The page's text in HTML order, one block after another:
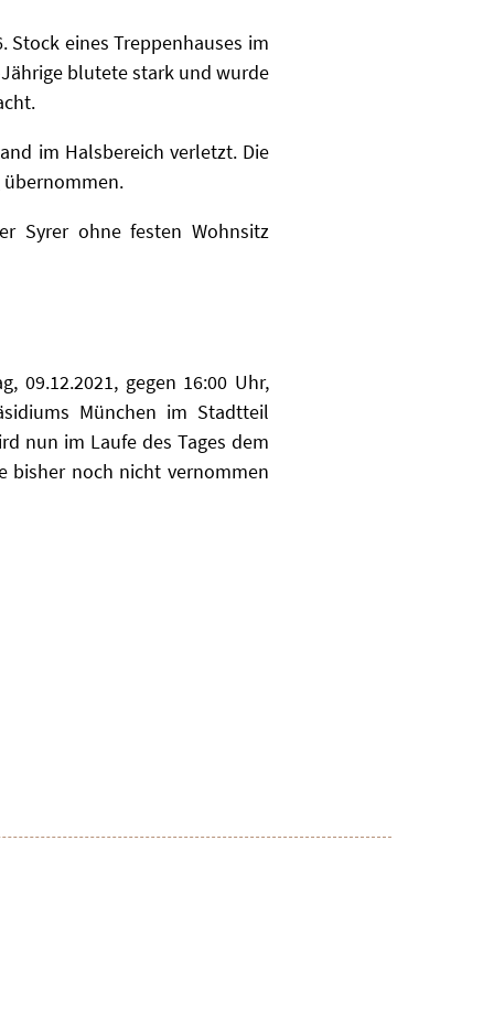
Stock eines Treppenhauses im
blutete stark und wurde
im Halsbereich verletzt. Die
übernommen.
Syrer ohne festen Wohnsitz
09.12.2021, gegen 16:00 Uhr,
München im Stadtteil
nun im Laufe des Tages dem
bisher noch nicht vernommen